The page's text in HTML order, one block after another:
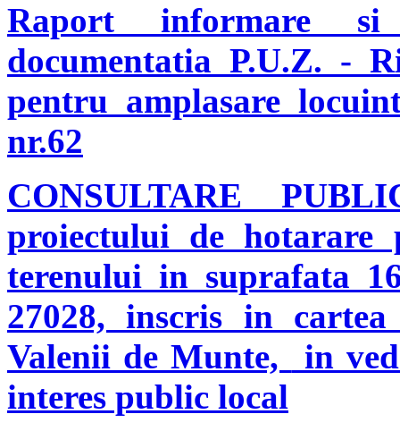
Raport informare
documentatia P.U.Z. -
pentru amplasare
nr.62
CONSULTARE
proiectului de hotarare
terenului in suprafata
27028, inscris in
Valenii de Munte,
in
interes public local